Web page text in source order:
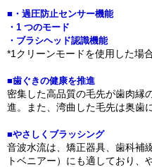
■・過圧防止センサー機能
・1 つのモード
・ブラシヘッド認識機能
*1クリーンモードを使用した場
■歯ぐきの健康を推進
密集した高品質の毛先が歯肉縁
進。また、湾曲した毛先は奥歯
■やさしくブラッシング
音波水流は、矯正器具、歯科補
トベニアー）にも適しており、